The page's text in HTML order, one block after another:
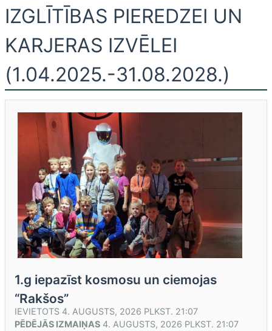
IZGLĪTĪBAS PIEREDZEI UN
KARJERAS IZVĒLEI
(1.04.2025.-31.08.2028.)
1.g iepazīst kosmosu un ciemojas
“Rakšos”
IEVIETOTS 4. AUGUSTS, 2026 PLKST. 21:07
PĒDĒJĀS IZMAIŅAS 4. AUGUSTS, 2026 PLKST. 21:07